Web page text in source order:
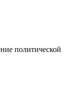
политической